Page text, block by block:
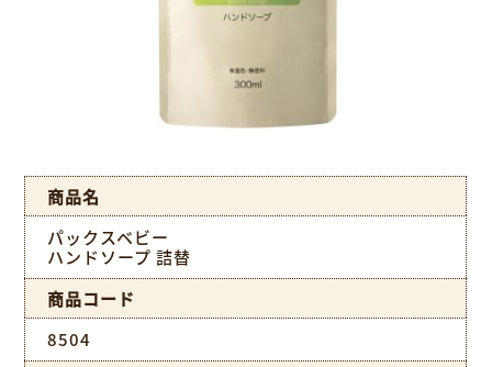
商品名
パックスベビー
ハンドソープ 詰替
商品コード
8504